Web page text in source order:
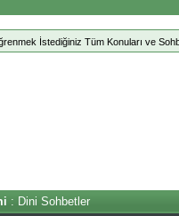
İstediğiniz Tüm Konuları ve
: Dini Sohbetler